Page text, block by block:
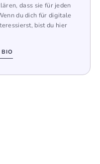
dass sie für jeden
du dich für digitale
bist du hier
BIO